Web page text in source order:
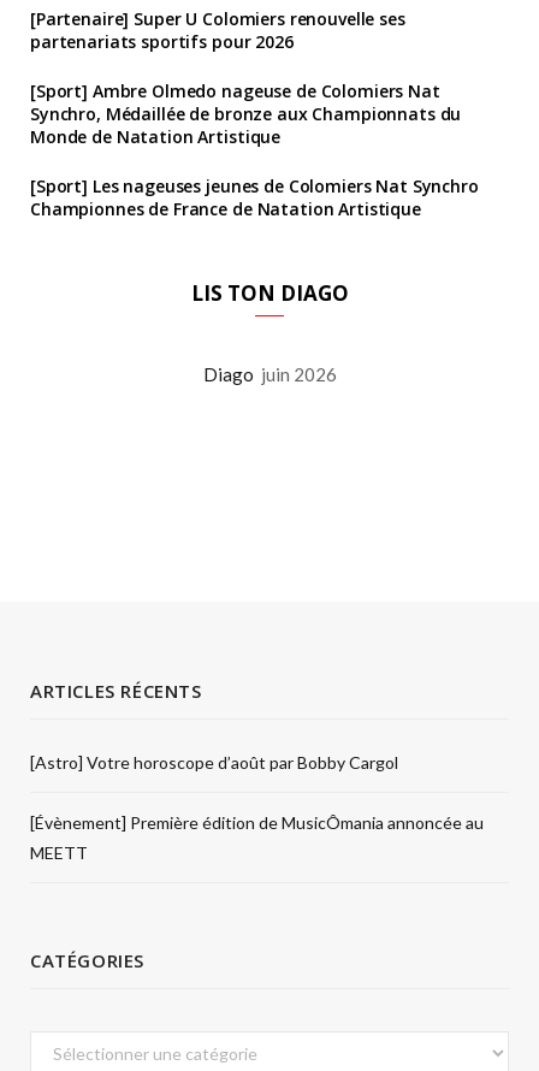
[Partenaire] Super U Colomiers renouvelle ses
partenariats sportifs pour 2026
[Sport] Ambre Olmedo nageuse de Colomiers Nat
Synchro, Médaillée de bronze aux Championnats du
Monde de Natation Artistique
[Sport] Les nageuses jeunes de Colomiers Nat Synchro
Championnes de France de Natation Artistique
LIS TON DIAGO
Diago juin 2026
ARTICLES RÉCENTS
[Astro] Votre horoscope d’août par Bobby Cargol
[Évènement] Première édition de MusicÔmania annoncée au
MEETT
CATÉGORIES
Catégories